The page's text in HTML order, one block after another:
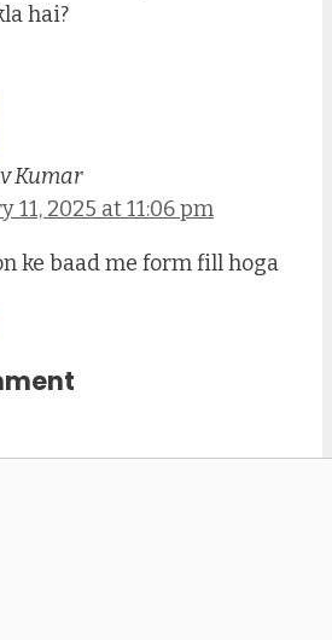
hai?
Kumar
11, 2025 at 11:06 pm
ke baad me form fill hoga